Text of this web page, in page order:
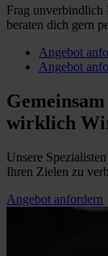
Frag unverbindlich
beraten dich gern
Angebot
Angebot
wirklich
Unsere
Ihren Zielen zu
Angebot anfordern